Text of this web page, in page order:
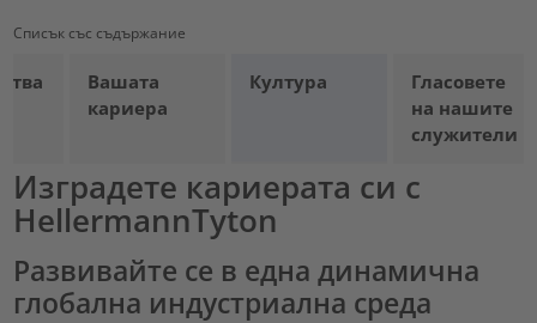
Списък със съдържание
Вашата
кариера
Култура
Гласовете
на нашите
служители
Изградете кариерата си с
HellermannTyton
Развивайте се в една динамична
глобална индустриална среда